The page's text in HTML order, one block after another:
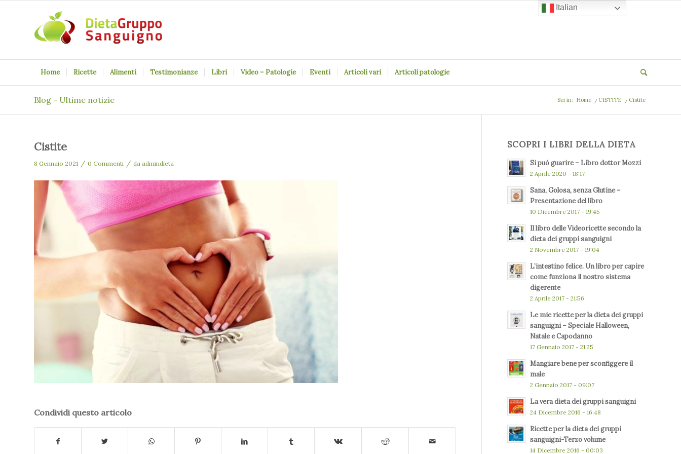
Home Ricette Alimenti Testimonianze Libri Video – Patologie Eventi Articoli vari Articoli patologie
Blog - Ultime notizie Sei in: Home / CISTITE / Cistite
Cistite
8 Gennaio 2021 / 0 Commenti / da admindieta
Condividi questo articolo
SCOPRI I LIBRI DELLA DIETA
Si può guarire – Libro dottor Mozzi
2 Aprile 2020 - 18:17
Sana, Golosa, senza Glutine –
Presentazione del libro
10 Dicembre 2017 - 19:45
Il libro delle Videoricette secondo la
dieta dei gruppi sanguigni
2 Novembre 2017 - 19:04
L’intestino felice. Un libro per capire
come funziona il nostro sistema
digerente
2 Aprile 2017 - 21:56
Le mie ricette per la dieta dei gruppi
sanguigni – Speciale Halloween,
Natale e Capodanno
17 Gennaio 2017 - 21:25
Mangiare bene per sconfiggere il
male
2 Gennaio 2017 - 09:07
La vera dieta dei gruppi sanguigni
24 Dicembre 2016 - 16:48
Ricette per la dieta dei gruppi
sanguigni-Terzo volume
14 Dicembre 2016 - 00:03
Italian